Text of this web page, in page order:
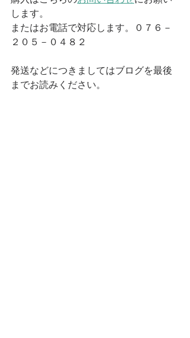
します。
またはお電話で対応します。０７６－
２０５－０４８２
発送などにつきましてはブログを最後
までお読みください。